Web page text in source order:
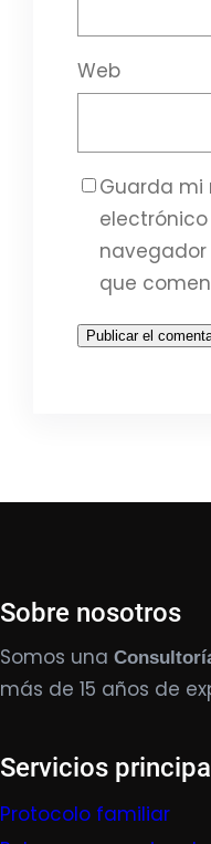
Web
Guarda mi
navegador
que
Sobre nosotros
Somos una
más de 15 años de
Servicios
Protocolo familiar